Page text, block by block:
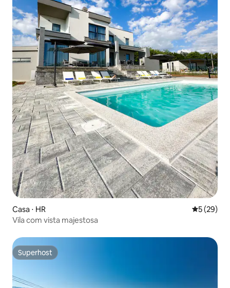
Casa ⋅ HR 5 de uma
5 (29)
Vila com vista majestosa
Superhost
Superhost